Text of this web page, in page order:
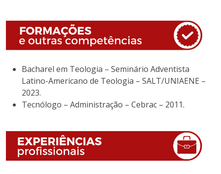
Bacharel em Teologia – Seminário Adventista
Latino-Americano de Teologia – SALT/UNIAENE –
2023.
Tecnólogo – Administração – Cebrac – 2011.